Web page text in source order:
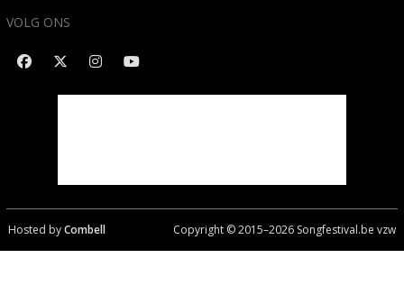
VOLG ONS
Hosted byCombell Copyright © 2015–2026Songfestival.be vzw